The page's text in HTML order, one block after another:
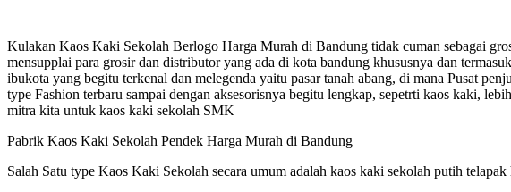
Kulakan Kaos Kaki Sekolah Berlogo Harga Murah di Bandung tidak cuman sebagai
mensupplai para grosir dan distributor yang ada di kota bandung khususnya dan
ibukota yang begitu terkenal dan melegenda yaitu pasar tanah abang, di mana Pusat
type Fashion terbaru sampai dengan aksesorisnya begitu lengkap, sepetrti kaos kaki,
mitra kita untuk kaos kaki sekolah SMK
Pabrik Kaos Kaki Sekolah Pendek Harga Murah di Bandung
Salah Satu type Kaos Kaki Sekolah secara umum adalah kaos kaki sekolah putih